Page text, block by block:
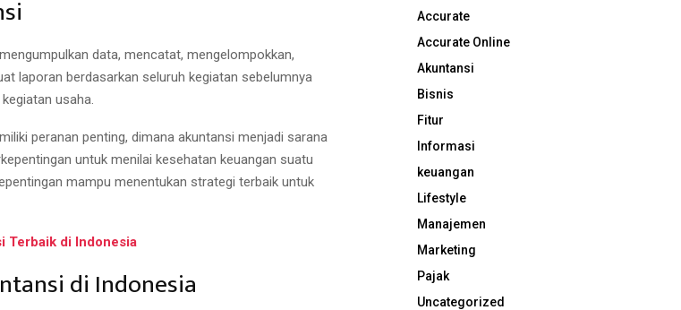
data, mencatat, mengelompokkan,
laporan berdasarkan seluruh kegiatan sebelumnya
usaha.
peranan penting, dimana akuntansi menjadi sarana
untuk menilai kesehatan keuangan suatu
mampu menentukan strategi terbaik untuk
Terbaik di Indonesia
di Indonesia
Accurate
Accurate Online
Akuntansi
Bisnis
Fitur
Informasi
keuangan
Lifestyle
Manajemen
Marketing
Pajak
Uncategorized